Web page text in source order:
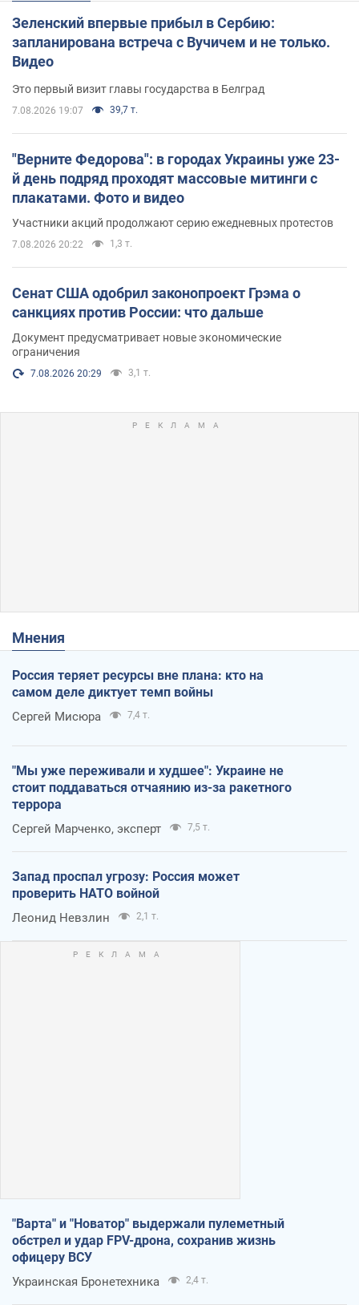
Зеленский впервые прибыл в Сербию:
запланирована встреча с Вучичем и не только.
Видео
Это первый визит главы государства в Белград
7.08.2026 19:07 39,7 т.
"Верните Федорова": в городах Украины уже 23-
й день подряд проходят массовые митинги с
плакатами. Фото и видео
Участники акций продолжают серию ежедневных протестов
7.08.2026 20:22 1,3 т.
Сенат США одобрил законопроект Грэма о
санкциях против России: что дальше
Документ предусматривает новые экономические
ограничения
7.08.2026 20:29 3,1 т.
Мнения
Россия теряет ресурсы вне плана: кто на
самом деле диктует темп войны
Сергей Мисюра 7,4 т.
"Мы уже переживали и худшее": Украине не
стоит поддаваться отчаянию из-за ракетного
террора
Сергей Марченко, эксперт 7,5 т.
Запад проспал угрозу: Россия может
проверить НАТО войной
Леонид Невзлин 2,1 т.
"Варта" и "Новатор" выдержали пулеметный
обстрел и удар FPV-дрона, сохранив жизнь
офицеру ВСУ
Украинская Бронетехника 2,4 т.